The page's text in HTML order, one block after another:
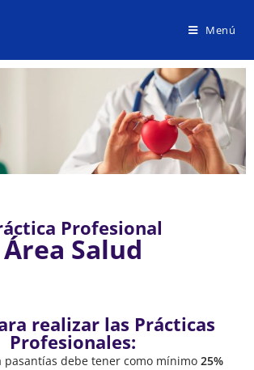
Menú
Profesional
Área Salud
realizar las Prácticas
Profesionales:
pasantías debe tener como mínimo 25%